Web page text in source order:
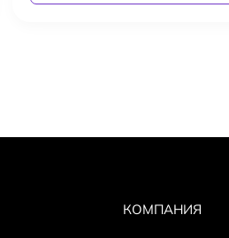
КОМПАНИЯ